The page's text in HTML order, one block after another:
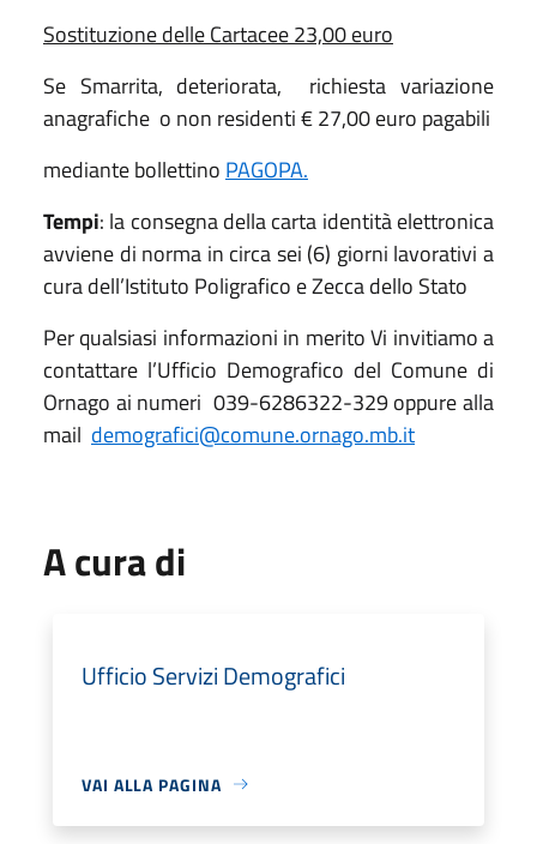
Sostituzione delle Cartacee 23,00 euro
Se Smarrita, deteriorata, richiesta variazione
anagrafiche o non residenti € 27,00 euro pagabili
mediante bollettino PAGOPA.
Tempi: la consegna della carta identità elettronica
avviene di norma in circa sei (6) giorni lavorativi a
cura dell’Istituto Poligrafico e Zecca dello Stato
Per qualsiasi informazioni in merito Vi invitiamo a
contattare l’Ufficio Demografico del Comune di
Ornago ai numeri 039-6286322-329 oppure alla
mail demografici@comune.ornago.mb.it
A cura di
Ufficio Servizi Demografici
VAI ALLA PAGINA